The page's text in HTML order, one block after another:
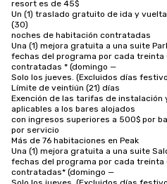
resort es de 45$
Un (1) traslado gratuito de ida y
(30)
noches de habitación contratadas
Una (1) mejora gratuita a una suite
fechas del programa por cada treinta
contratadas * (domingo —
Solo los jueves. (Excluidos días
Límite de veintiún (21) días
Exención de las tarifas de instalación
aplicables a los bares alojados
con ingresos superiores a 500$ por
por servicio
Más de 76 habitaciones en Peak
Una (1) mejora gratuita a una suite
fechas del programa por cada treinta
contratadas* (domingo —